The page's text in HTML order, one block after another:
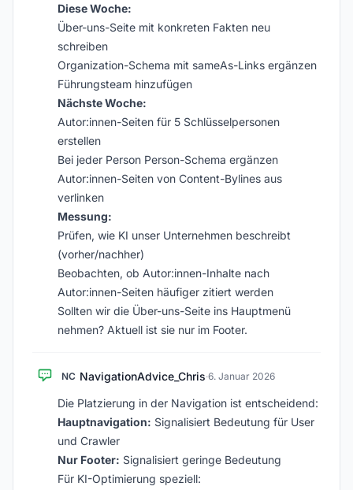
Diese Woche:
Über-uns-Seite mit konkreten Fakten neu
schreiben
Organization-Schema mit sameAs-Links ergänzen
Führungsteam hinzufügen
Nächste Woche:
Autor:innen-Seiten für 5 Schlüsselpersonen
erstellen
Bei jeder Person Person-Schema ergänzen
Autor:innen-Seiten von Content-Bylines aus
verlinken
Messung:
Prüfen, wie KI unser Unternehmen beschreibt
(vorher/nachher)
Beobachten, ob Autor:innen-Inhalte nach
Autor:innen-Seiten häufiger zitiert werden
Sollten wir die Über-uns-Seite ins Hauptmenü
nehmen? Aktuell ist sie nur im Footer.
NC NavigationAdvice_Chris·6. Januar 2026
Die Platzierung in der Navigation ist entscheidend:
Hauptnavigation: Signalisiert Bedeutung für User
und Crawler
Nur Footer: Signalisiert geringe Bedeutung
Für KI-Optimierung speziell: